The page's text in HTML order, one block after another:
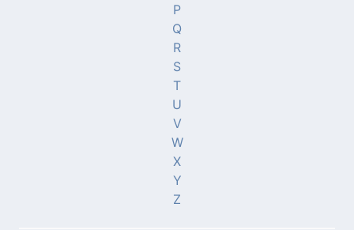
P
Q
R
S
T
U
V
W
X
Y
Z